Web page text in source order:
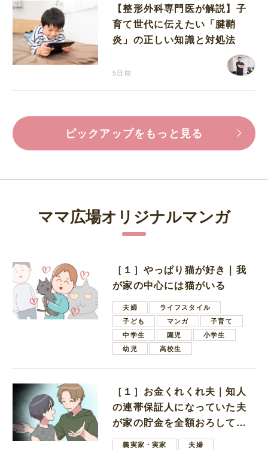
【整形外科専門医が解説】子
育て世代に伝えたい「腱鞘
炎」の正しい知識と対処法
5日前
ピックアップをもっと見る
ママ広場オリジナルマンガ
［１］やっぱり猫が好き｜我
が家の中心には猫がいる
夫婦
ライフスタイル
子ども
マンガ
子育て
中学生
園児
小学生
幼児
高校生
［１］お金くれくれ夫｜知人
の連帯保証人になっていた夫
が家の貯金を全額おろしてほ
しいと言ってきた
義実家・実家
夫婦